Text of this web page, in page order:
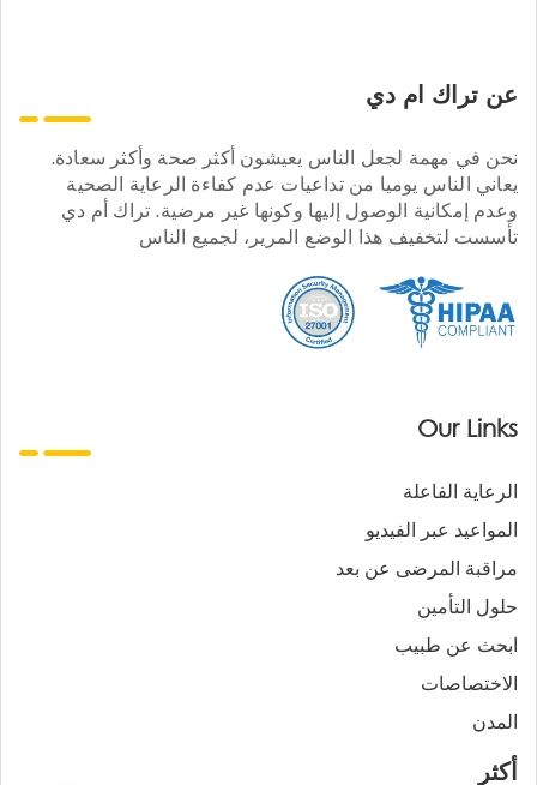
عن تراك ام دي
نحن في مهمة لجعل الناس يعيشون أكثر صحة وأكثر سعادة.
يعاني الناس يوميا من تداعيات عدم كفاءة الرعاية الصحية
وعدم إمكانية الوصول إليها وكونها غير مرضية. تراك أم دي
تأسست لتخفيف هذا الوضع المرير، لجميع الناس
Our Links
الرعاية الفاعلة
المواعيد عبر الفيديو
مراقبة المرضى عن بعد
حلول التأمين
ابحث عن طبيب
الاختصاصات
المدن
أكثر